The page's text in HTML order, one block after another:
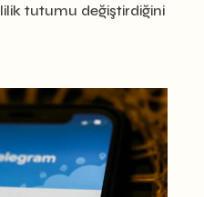
tutumu değiştirdiğini